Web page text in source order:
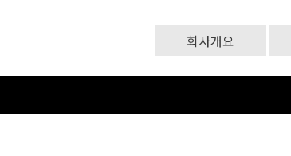
회사개요